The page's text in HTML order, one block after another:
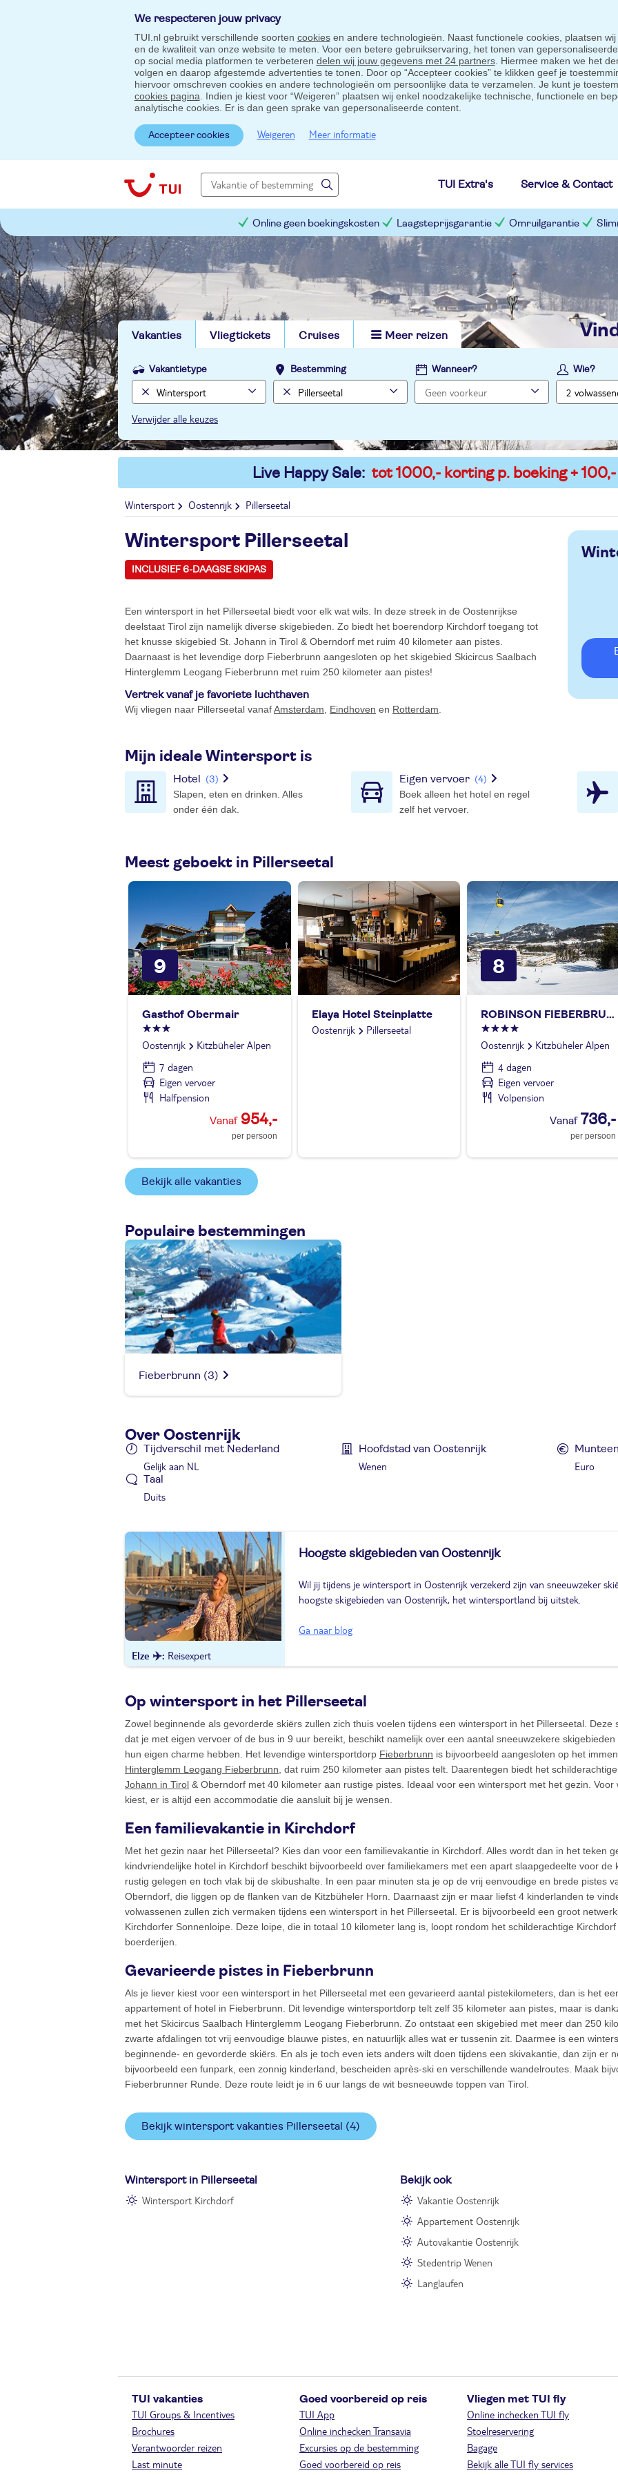
We respecteren jouw privacy
TUI.nl gebruikt verschillende soorten cookiesen andere technologieën. Naast functionele cookies, plaatsen
en de kwaliteit van onze website te meten. Voor een betere gebruikservaring, het tonen van
op social media platformen te verbeteren delen wij jouw gegevens met 24 partners. Hiermee maken we het
volgen en daarop afgestemde advertenties te tonen. Door op “Accepteer cookies” te klikken geef je
hiervoor omschreven cookies en andere technologieën om persoonlijke data te verzamelen. Je kunt je
cookies pagina . Indien je kiest voor “Weigeren” plaatsen wij enkel noodzakelijke technische, functionele en
analytische cookies. Er is dan geen sprake van gepersonaliseerde content.
Accepteer cookies Weigeren Meer informatie
TUI Extra's Service & Contact
Online geen boekingskosten Laagsteprijsgarantie Omruilgarantie
Vakanties Vliegtickets Cruises Meer reizen
Vakantietype Bestemming Wanneer? Wie?
Verwijder alle keuzes
Live Happy Sale: tot 1000,- korting p. boeking +
Wintersport Oostenrijk Pillerseetal
Wintersport Pillerseetal
INCLUSIEF 6-DAAGSE SKIPAS
Een wintersport in het Pillerseetal biedt voor elk wat wils. In deze streek in de Oostenrijkse
deelstaat Tirol zijn namelijk diverse skigebieden. Zo biedt het boerendorp Kirchdorf toegang tot
het knusse skigebied St. Johann in Tirol & Oberndorf met ruim 40 kilometer aan pistes.
Daarnaast is het levendige dorp Fieberbrunn aangesloten op het skigebied Skicircus Saalbach
Hinterglemm Leogang Fieberbrunn met ruim 250 kilometer aan pistes!
Vertrek vanaf je favoriete luchthaven
Wij vliegen naar Pillerseetal vanafAmsterdam Eindhoven en Rotterdam
Bekijk
Mijn ideale Wintersport is
Hotel (3)
Slapen, eten en drinken. Alles
onder één dak.
Eigen vervoer (4)
Boek alleen het hotel en regel
zelf het vervoer.
Meest geboekt in Pillerseetal
9
Gasthof Obermair
Oostenrijk
Kitzbüheler Alpen
7 dagen
Eigen vervoer
Halfpension
954,-
per persoon
Elaya Hotel Steinplatte
Oostenrijk Pillerseetal
8
ROBINSON FIEBERBRUNN
Oostenrijk
Kitzbüheler Alpen
4 dagen
Eigen vervoer
Volpension
736,-
per persoon
Bekijk alle vakanties
Populaire bestemmingen
Fieberbrunn (3)
Over Oostenrijk
Tijdverschil met Nederland
Gelijk aan NL
Hoofdstad van Oostenrijk
Wenen Euro
Taal
Duits
Elze ✈️ Reisexpert
Hoogste skigebieden van Oostenrijk
Wil jij tijdens je wintersport in Oostenrijk verzekerd zijn van sneeuwzeker
hoogste skigebieden van Oostenrijk, het wintersportland bij uitstek.
Ga naar blog
Op wintersport in het Pillerseetal
Zowel beginnende als gevorderde skiërs zullen zich thuis voelen tijdens een wintersport in het Pillerseetal.
dat je met eigen vervoer of de bus in 9 uur bereikt, beschikt namelijk over een aantal sneeuwzekere
hun eigen charme hebben. Het levendige wintersportdorp Fieberbrunn is bijvoorbeeld aangesloten op het
Hinterglemm Leogang Fieberbrunn , dat ruim 250 kilometer aan pistes telt. Daarentegen biedt het
Johann in Tirol & Oberndorf met 40 kilometer aan rustige pistes. Ideaal voor een wintersport met het gezin.
kiest, er is altijd een accommodatie die aansluit bij je wensen.
Een familievakantie in Kirchdorf
Met het gezin naar het Pillerseetal? Kies dan voor een familievakantie in Kirchdorf. Alles wordt dan in het teken
kindvriendelijke hotel in Kirchdorf beschikt bijvoorbeeld over familiekamers met een apart slaapgedeelte voor
rustig gelegen en toch vlak bij de skibushalte. In een paar minuten sta je op de vrij eenvoudige en brede pistes
Oberndorf, die liggen op de flanken van de Kitzbüheler Horn. Daarnaast zijn er maar liefst 4 kinderlanden te
volwassenen zullen zich vermaken tijdens een wintersport in het Pillerseetal. Er is bijvoorbeeld een groot
Kirchdorfer Sonnenloipe. Deze loipe, die in totaal 10 kilometer lang is, loopt rondom het schilderachtige
boerderijen.
Gevarieerde pistes in Fieberbrunn
Als je liever kiest voor een wintersport in het Pillerseetal met een gevarieerd aantal pistekilometers, dan is het
appartement of hotel in Fieberbrunn. Dit levendige wintersportdorp telt zelf 35 kilometer aan pistes, maar is
met het Skicircus Saalbach Hinterglemm Leogang Fieberbrunn. Zo ontstaat een skigebied met meer dan 250
zwarte afdalingen tot vrij eenvoudige blauwe pistes, en natuurlijk alles wat er tussenin zit. Daarmee is een
beginnende- en gevorderde skiërs. En als je toch even iets anders wilt doen tijdens een skivakantie, dan zijn er
bijvoorbeeld een funpark, een zonnig kinderland, bescheiden après-ski en verschillende wandelroutes. Maak
Fieberbrunner Runde. Deze route leidt je in 6 uur langs de wit besneeuwde toppen van Tirol.
Bekijk wintersport vakanties Pillerseetal (4)
Wintersport in Pillerseetal
Wintersport Kirchdorf
Bekijk ook
Vakantie Oostenrijk
Appartement Oostenrijk
Autovakantie Oostenrijk
Stedentrip Wenen
Langlaufen
TUI vakanties
TUI Groups & Incentives
Brochures
Verantwoorder reizen
Last minute
Goed voorbereid op reis
TUI App
Online inchecken Transavia
Excursies op de bestemming
Goed voorbereid op reis
Vliegen met TUI fly
Online inchecken TUI fly
Stoelreservering
Bagage
Bekijk alle TUI fly services